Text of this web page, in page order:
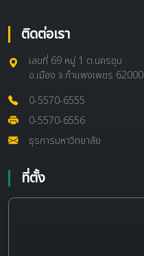
ติดต่อเรา
เลขที่ 69 หมู่ 1 ต.นครชุม
อ.เมือง จ.กำแพงเพชร 62000
0-5570-6555
0-5570-6556
ธุรการมหาวิทยาลัย
ที่ตั้ง